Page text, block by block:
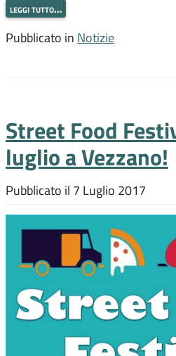
leggi tutto…
Pubblicato in Notizie
Street Food
luglio a Vezzano!
Pubblicato il 7 Luglio 2017